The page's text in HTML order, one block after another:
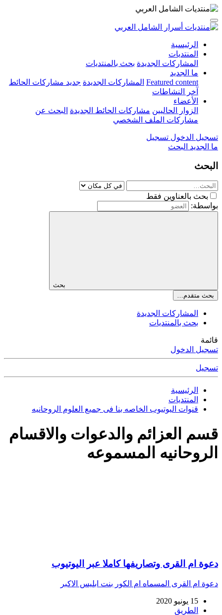
الرئيسية
المنتديات
المشاركات الجديدة بحث بالمنتديات
ما الجديد
Featured content المشاركات الجديدة جديد مشاركات الحائط
آخر النشاطات
الأعضاء
الزوار الحاليين مشاركات الحائط الجديدة البحث عن
مشاركات الملف الشخصي
تسجيل الدخول تسجيل
ما الجديد البحث
البحث
بحث بالعناوين فقط
بواسطة:
بحث
بحث متقدم…
المشاركات الجديدة
بحث بالمنتديات
قائمة
تسجيل الدخول
تسجيل
الرئيسية
المنتديات
قنوات اليوتيوب الخاصه بنا فى جميع العلوم الروحانيه
قسم العزائم والدعوات والاقسام
الروحانيه المسموعه
دعوة ام القرى وتصاريفها كاملا عبر اليوتيوب
دعوة ام القرى المسماه ام الكور بنت ابليس الاكبر
15 يونيو 2020
الطريق